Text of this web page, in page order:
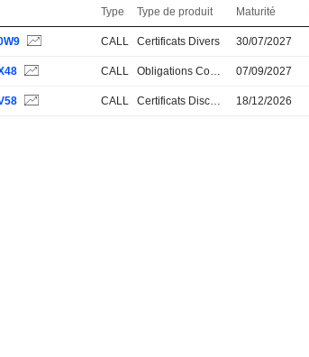
Type Type de produit Maturité
CALL Certificats Divers 30/07/2027
CALL Obligations Convertibles 07/09/2027
CALL Certificats Discount 18/12/2026